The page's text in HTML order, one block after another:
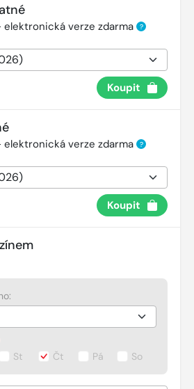
elektronická verze zdarma ?
Koupit
elektronická verze zdarma ?
Koupit
St Čt Pá So